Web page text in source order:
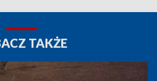
TAKŻE